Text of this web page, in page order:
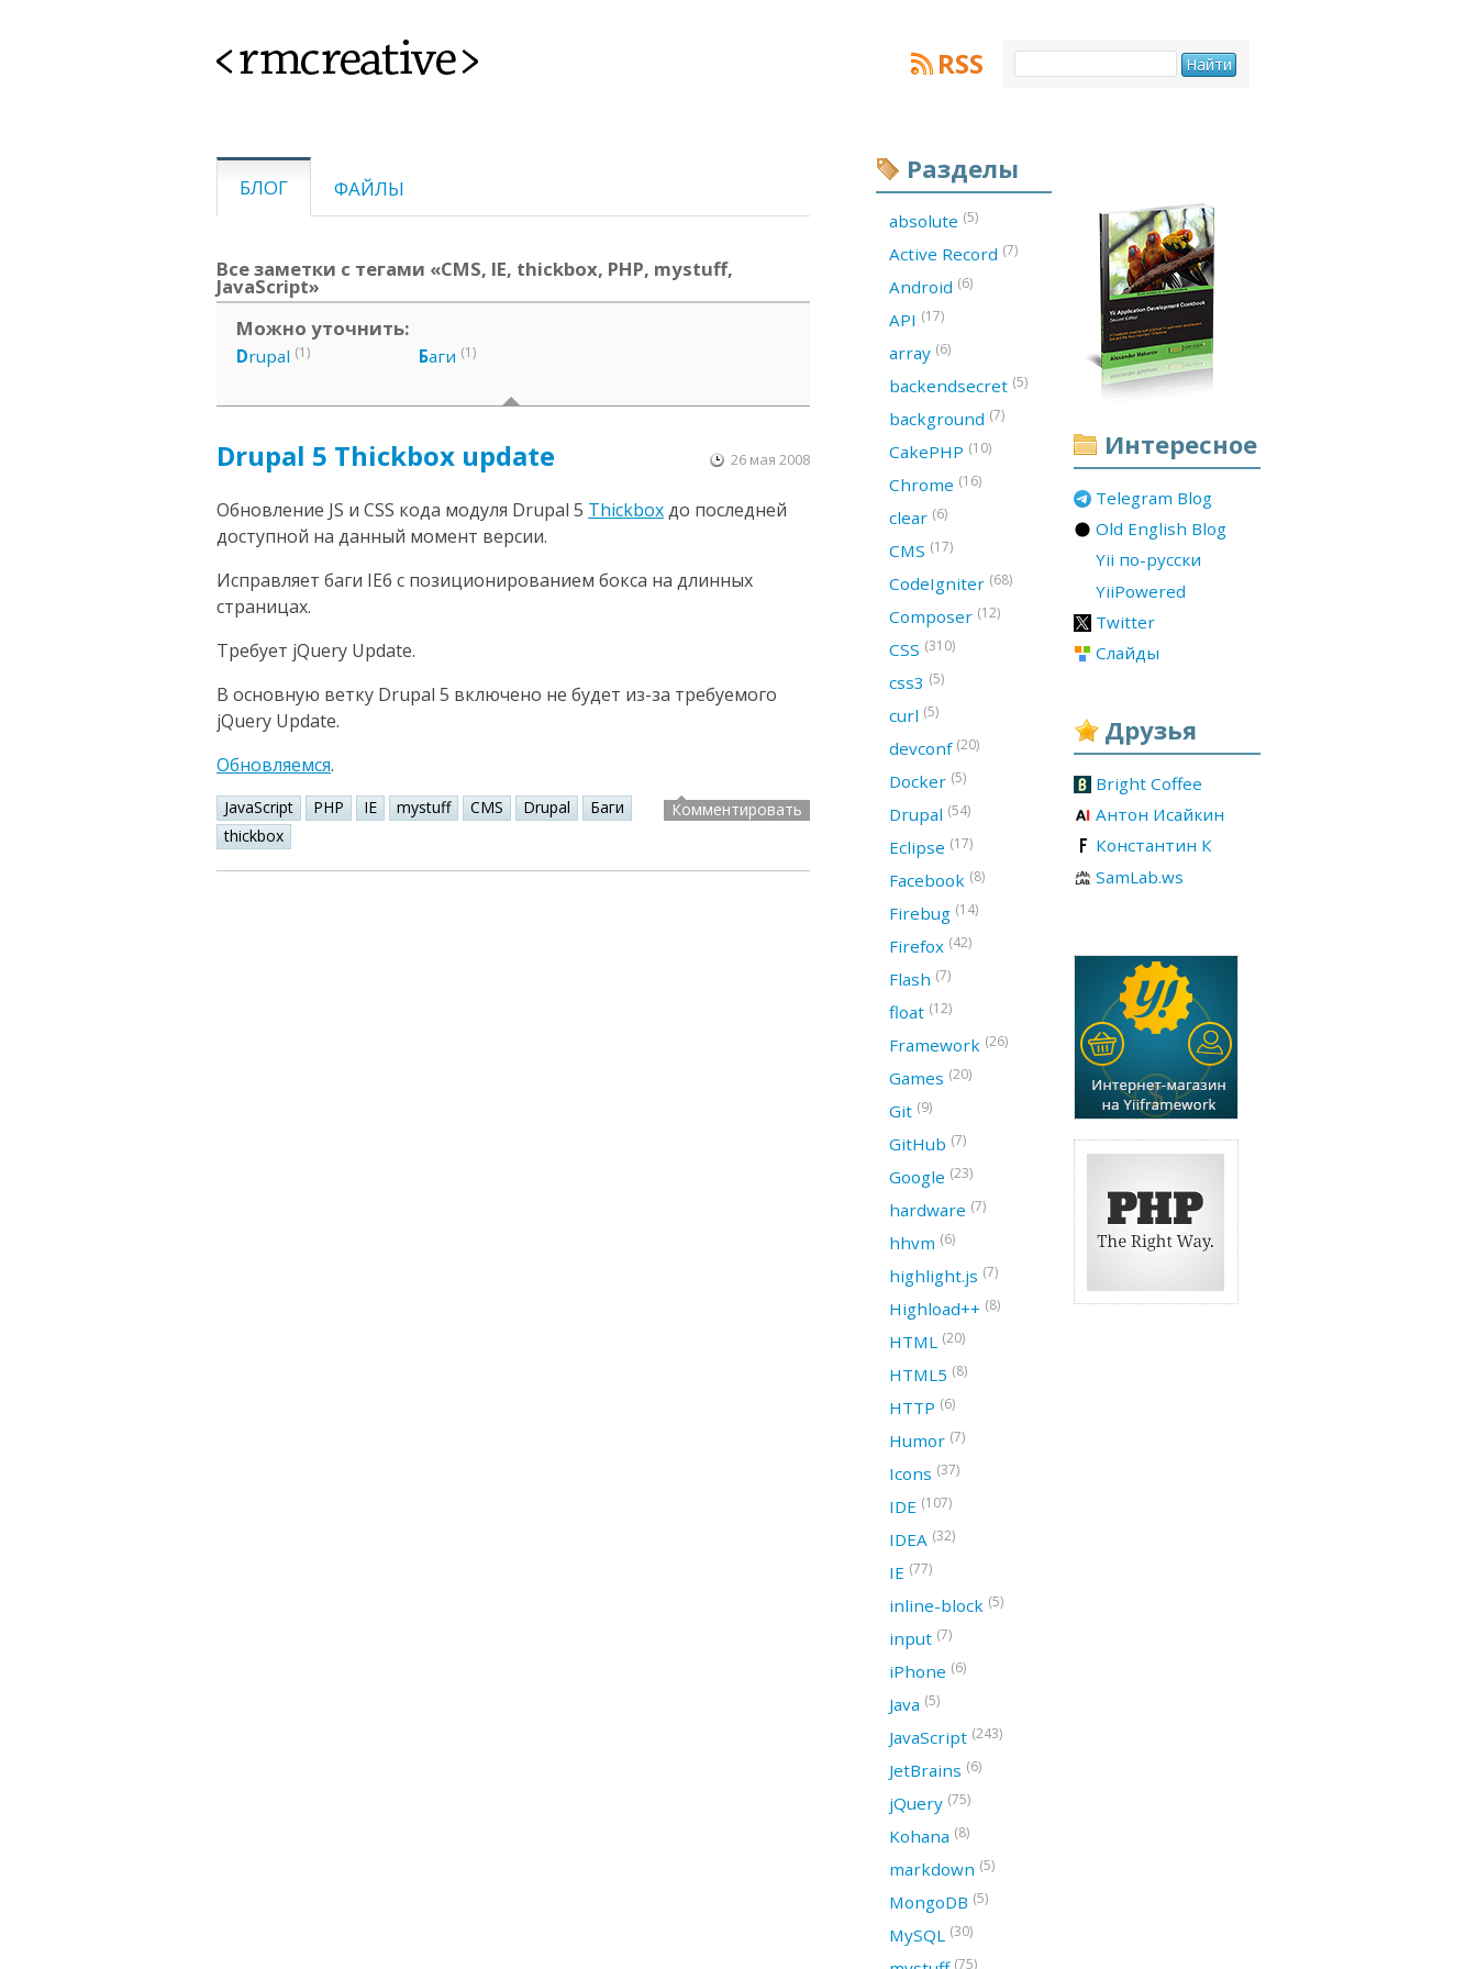
<rmcreative> RSS
БЛОГ ФАЙЛЫ
Все заметки с тегами «CMS, IE, thickbox, PHP, mystuff,
JavaScript»
Можно уточнить:
Drupal (1) Баги (1)
Drupal 5 Thickbox update 26 мая 2008
Обновление JS и CSS кода модуля Drupal 5 Thickboxдо последней
доступной на данный момент версии.
Исправляет баги IE6 с позиционированием бокса на длинных
страницах.
Требует jQuery Update.
В основную ветку Drupal 5 включено не будет из-за требуемого
jQuery Update.
Обновляемся.
JavaScript PHP IE mystuff CMS Drupal
Баги
thickbox
Комментировать
Интересное
Telegram Blog
Old English Blog
Yii по-русски
YiiPowered
Twitter
Слайды
Друзья
Bright Coffee
Антон Исайкин
Константин К
SamLab.ws
Разделы
absolute (5)
Active Record (7)
Android (6)
API (17)
array (6)
backendsecret (5)
background (7)
CakePHP (10)
Chrome (16)
clear (6)
CMS (17)
CodeIgniter (68)
Composer (12)
CSS (310)
css3 (5)
curl (5)
devconf (20)
Docker (5)
Drupal (54)
Eclipse (17)
Facebook (8)
Firebug (14)
Firefox (42)
Flash (7)
float (12)
Framework (26)
Games (20)
Git (9)
GitHub (7)
Google (23)
hardware (7)
hhvm (6)
highlight.js (7)
Highload++ (8)
HTML (20)
HTML5 (8)
HTTP (6)
Humor (7)
Icons (37)
IDE (107)
IDEA (32)
IE (77)
inline-block (5)
input (7)
iPhone (6)
Java (5)
JavaScript (243)
JetBrains (6)
jQuery (75)
Kohana (8)
markdown (5)
MongoDB (5)
MySQL (30)
(75)